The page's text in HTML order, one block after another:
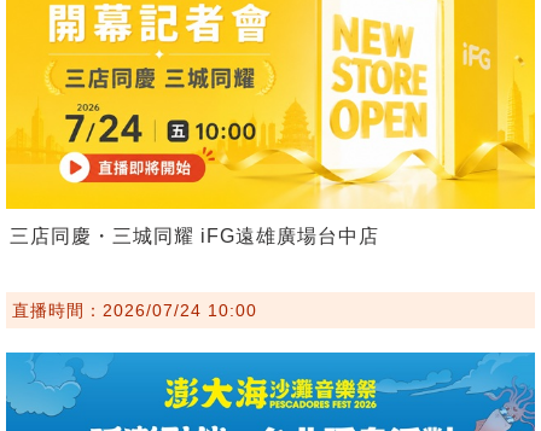
三店同慶・三城同耀 iFG遠雄廣場台中店
直播時間：2026/07/24 10:00